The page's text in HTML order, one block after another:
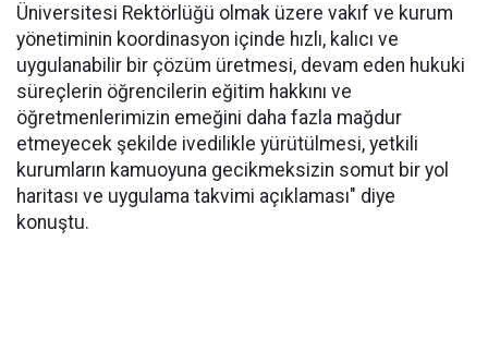
Üniversitesi Rektörlüğü olmak üzere vakıf ve kurum
yönetiminin koordinasyon içinde hızlı, kalıcı ve
uygulanabilir bir çözüm üretmesi, devam eden hukuki
süreçlerin öğrencilerin eğitim hakkını ve
öğretmenlerimizin emeğini daha fazla mağdur
etmeyecek şekilde ivedilikle yürütülmesi, yetkili
kurumların kamuoyuna gecikmeksizin somut bir yol
haritası ve uygulama takvimi açıklaması" diye
konuştu.